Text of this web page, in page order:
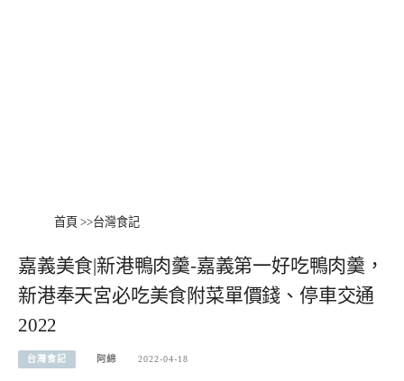
首頁 >>台灣食記
嘉義美食|新港鴨肉羹-嘉義第一好吃鴨肉羹，
新港奉天宮必吃美食附菜單價錢、停車交通
2022
台灣食記 阿綿 2022-04-18